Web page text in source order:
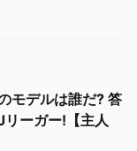
モデルは誰だ? 答
リーガー!【主人